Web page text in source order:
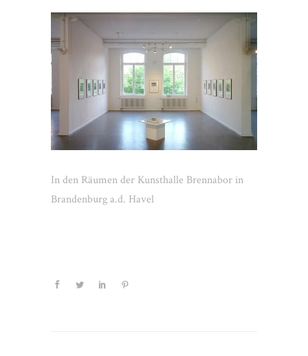
In den Räumen der Kunsthalle Brennabor in
Brandenburg a.d. Havel